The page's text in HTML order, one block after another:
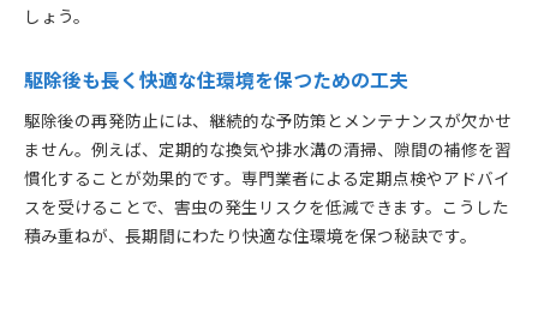
害虫駆除後も安心して暮らすための日常管理
定期管理サービスの活用で長期的な安心を実現
住まいの衛生意識を高めるための工夫とは
再発リスクを抑えるための継続的な対策
地域の安心を守るための情報共有と連携
しょう。
駆除後も長く快適な住環境を保つための工夫
駆除後の再発防止には、継続的な予防策とメンテナンスが欠かせ
ません。例えば、定期的な換気や排水溝の清掃、隙間の補修を習
慣化することが効果的です。専門業者による定期点検やアドバイ
スを受けることで、害虫の発生リスクを低減できます。こうした
積み重ねが、長期間にわたり快適な住環境を保つ秘訣です。